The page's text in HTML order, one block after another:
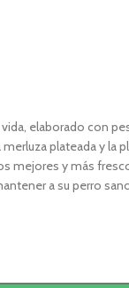
elaborado con
plateada y la
mejores y más
a su perro